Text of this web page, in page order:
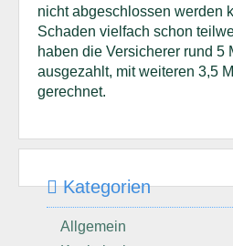
nicht abgeschlossen werden
Schaden vielfach schon
haben die Versicherer rund 5
ausgezahlt, mit weiteren 3,5
gerechnet.
Kategorien
Allgemein